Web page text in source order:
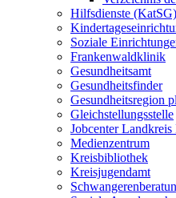
Hilfsdienste (KatSG)
Soziale
Frankenwaldklinik
Gesundheitsamt
Gesundheitsfinder
Gesundheitsregion
Gleichstellungsstelle
Jobcenter Landkreis
Medienzentrum
Kreisbibliothek
Kreisjugendamt